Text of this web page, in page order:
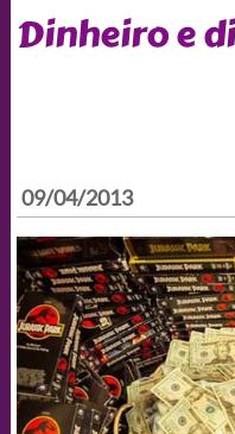
Dinheiro e
09/04/2013